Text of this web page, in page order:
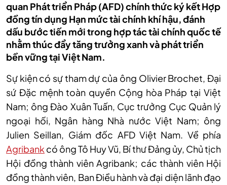
quan Phát triển Pháp (AFD) chính thức ký kết Hợp
đồng tín dụng Hạn mức tài chính khí hậu, đánh
dấu bước tiến mới trong hợp tác tài chính quốc tế
nhằm thúc đẩy tăng trưởng xanh và phát triển
bền vững tại Việt Nam.
Sự kiện có sự tham dự của ông Olivier Brochet, Đại
sứ Đặc mệnh toàn quyền Cộng hòa Pháp tại Việt
Nam; ông Đào Xuân Tuấn, Cục trưởng Cục Quản lý
ngoại hối, Ngân hàng Nhà nước Việt Nam; ông
Julien Seillan, Giám đốc AFD Việt Nam. Về phía
Agribank có ông Tô Huy Vũ, Bí thư Đảng ủy, Chủ tịch
Hội đồng thành viên Agribank; các thành viên Hội
đồng thành viên, Ban Điều hành và đại diện lãnh đạo